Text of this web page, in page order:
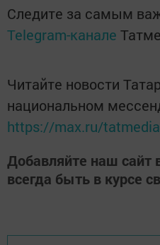
Следите за самым
Telegram-канале
Читайте новости
национальном
https://max.ru/tatmedia
Добавляйте наш сайт
всегда быть в курсе